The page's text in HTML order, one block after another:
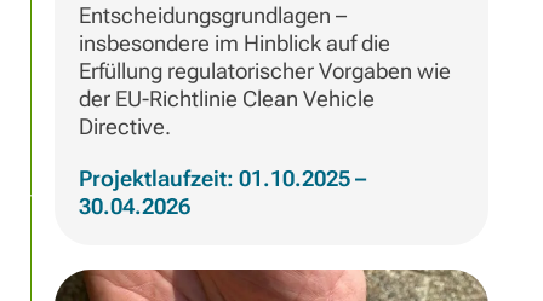
Entscheidungsgrundlagen –
insbesondere im Hinblick auf die
Erfüllung regulatorischer Vorgaben wie
der EU-Richtlinie Clean Vehicle
Directive.
Projektlaufzeit: 01.10.2025 –
30.04.2026